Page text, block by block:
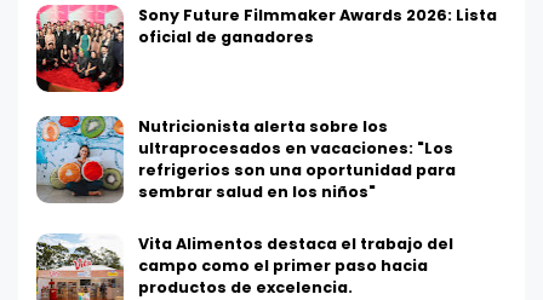
Sony Future Filmmaker Awards 2026: Lista
oficial de ganadores
Nutricionista alerta sobre los
ultraprocesados en vacaciones: "Los
refrigerios son una oportunidad para
sembrar salud en los niños"
Vita Alimentos destaca el trabajo del
campo como el primer paso hacia
productos de excelencia.